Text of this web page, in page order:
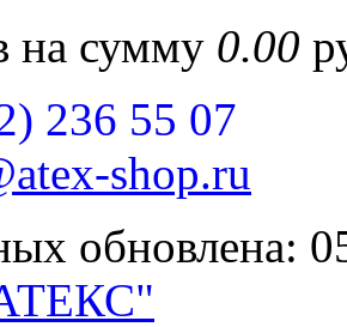
на сумму 0.00
236 55 07
shop.ru
обновлена: